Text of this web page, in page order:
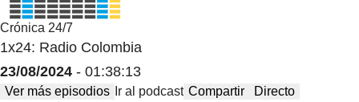
Crónica 24/7
1x24: Radio Colombia
23/08/2024 - 01:38:13
Ver más episodios Ir al podcast Compartir Directo